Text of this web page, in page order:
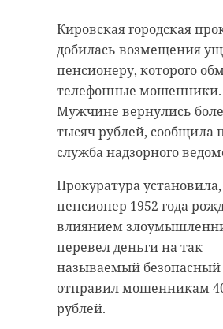
Кировская городская
добилась возмещения
пенсионеру, которого
телефонные мошенники.
Мужчине вернулись
тысяч рублей, сообщила
служба надзорного
Прокуратура
пенсионер 1952 года
влиянием
перевел деньги на так
называемый безопасный
отправил мошенникам
рублей.